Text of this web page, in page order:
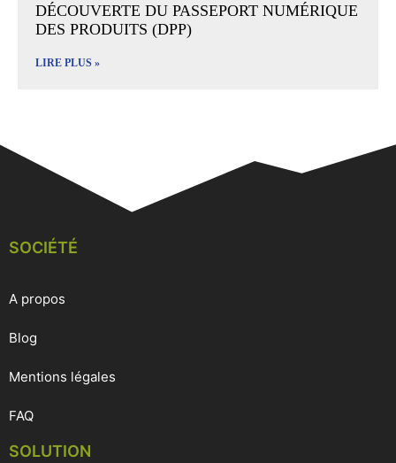
DÉCOUVERTE DU PASSEPORT NUMÉRIQUE
DES PRODUITS (DPP)
LIRE PLUS »
SOCIÉTÉ
A propos
Blog
Mentions légales
FAQ
SOLUTION